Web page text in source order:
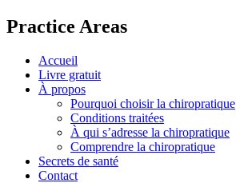
Practice Areas
Accueil
Livre gratuit
À propos
Pourquoi choisir la chiropratique
Conditions traitées
À qui s’adresse la chiropratique
Comprendre la chiropratique
Secrets de santé
Contact